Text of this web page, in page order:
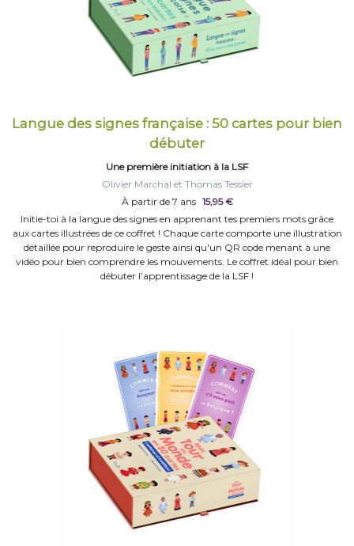
Langue des signes française : 50 cartes pour bien
débuter
Une première initiation à la LSF
Olivier Marchal et Thomas Tessier
À partir de 7 ans 15,95 €
Initie-toi à la langue des signes en apprenant tes premiers mots grâce
aux cartes illustrées de ce coffret ! Chaque carte comporte une illustration
détaillée pour reproduire le geste ainsi qu'un QR code menant à une
vidéo pour bien comprendre les mouvements. Le coffret idéal pour bien
débuter l’apprentissage de la LSF !